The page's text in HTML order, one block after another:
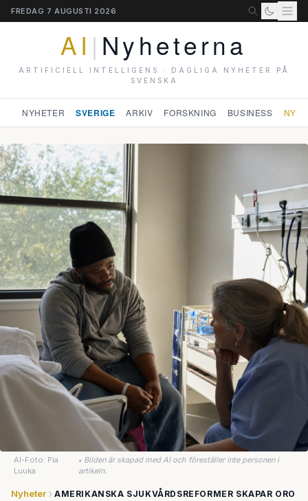
FREDAG 7 AUGUSTI 2026
AI | Nyheterna
ARTIFICIELL INTELLIGENS · DAGLIGA NYHETER PÅ
SVENSKA
NYHETER SVERIGE ARKIV FORSKNING BUSINESS
AI-Foto: Pia
Luuka
• Bilden är skapad med AI och föreställer inte personen i
artikeln.
Nyheter AMERIKANSKA SJUKVÅRDSREFORMER SKAPAR ORO